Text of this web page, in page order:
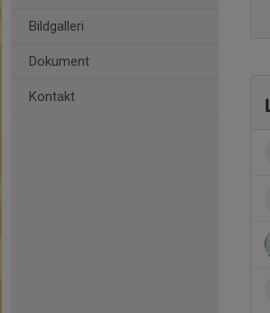
Bildgalleri
Dokument
Kontakt